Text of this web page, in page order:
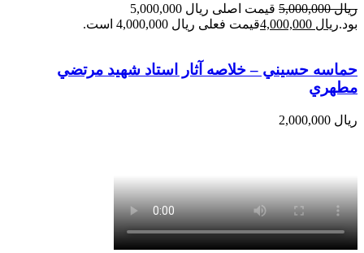
ریال5,000,000
قیمت اصلی ریال 5,000,000
بود.ریال قیمت فعلی ریال 4,000,000 است.
حماسه حسيني – خلاصه آثار استاد شهيد مرتضي
مطهري
ریال